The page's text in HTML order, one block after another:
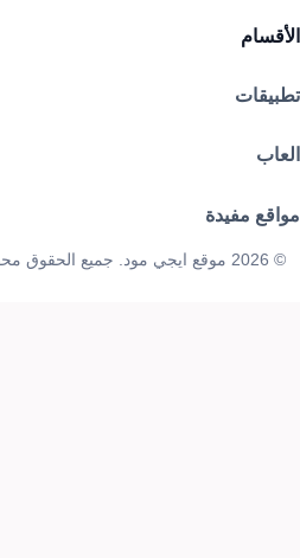
الأقسام
تطبيقات
العاب
مواقع مفيدة
© 2026 موقع ايجي مود. جميع الحقوق محفوظة